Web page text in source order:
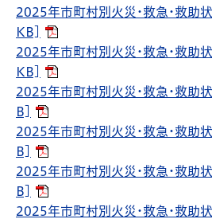
2025年市町村別火災・救急・救助状
KB]
2025年市町村別火災・救急・救助状
KB]
2025年市町村別火災・救急・救助
B]
2025年市町村別火災・救急・救助
B]
2025年市町村別火災・救急・救助
B]
2025年市町村別火災・救急・救助